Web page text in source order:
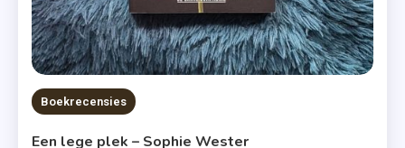
Boekrecensies
Een lege plek – Sophie Wester